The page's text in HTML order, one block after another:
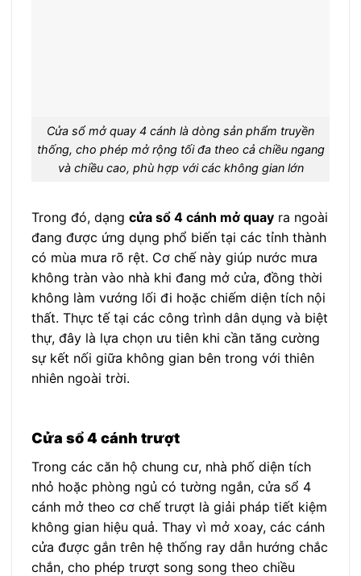
Cửa sổ mở quay 4 cánh là dòng sản phẩm truyền
thống, cho phép mở rộng tối đa theo cả chiều ngang
và chiều cao, phù hợp với các không gian lớn
Trong đó, dạng cửa sổ 4 cánh mở quay ra ngoài
đang được ứng dụng phổ biến tại các tỉnh thành
có mùa mưa rõ rệt. Cơ chế này giúp nước mưa
không tràn vào nhà khi đang mở cửa, đồng thời
không làm vướng lối đi hoặc chiếm diện tích nội
thất. Thực tế tại các công trình dân dụng và biệt
thự, đây là lựa chọn ưu tiên khi cần tăng cường
sự kết nối giữa không gian bên trong với thiên
nhiên ngoài trời.
Cửa sổ 4 cánh trượt
Trong các căn hộ chung cư, nhà phố diện tích
nhỏ hoặc phòng ngủ có tường ngắn, cửa sổ 4
cánh mở theo cơ chế trượt là giải pháp tiết kiệm
không gian hiệu quả. Thay vì mở xoay, các cánh
cửa được gắn trên hệ thống ray dẫn hướng chắc
chắn, cho phép trượt song song theo chiều